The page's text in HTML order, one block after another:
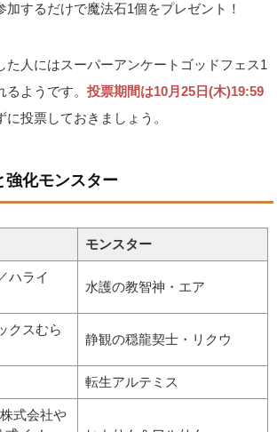
加するだけで魔法石1個をプレゼント！
た人にはスーパーアンケートゴッドフェス1
るようです。投票期間は10月25日(木)19:59
に投票しておきましょう。
強化モンスター
モンスター
ハライ
水護の教智神・エア
クスむら
静観の穏龍契士・リクウ
転生アルテミス
式会社や